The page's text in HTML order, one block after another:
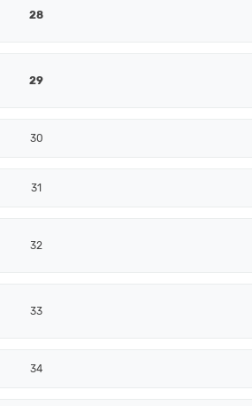
28
29
30
31
32
33
34